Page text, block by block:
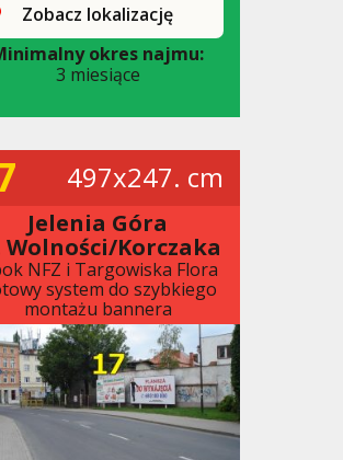
Zobacz lokalizację
okres najmu:
3 miesiące
497x247. cm
Jelenia Góra
Wolności/Korczaka
NFZ i Targowiska Flora
system do szybkiego
montażu bannera